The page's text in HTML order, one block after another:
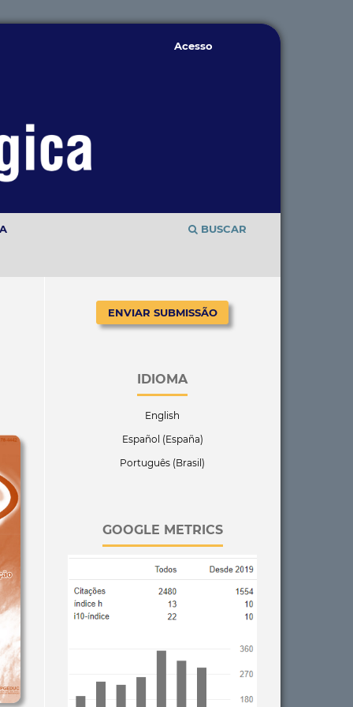
BUSCAR
Acesso
ENVIAR SUBMISSÃO
IDIOMA
English
Español (España)
Português (Brasil)
GOOGLE METRICS